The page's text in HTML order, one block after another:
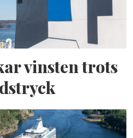
vinsten trots